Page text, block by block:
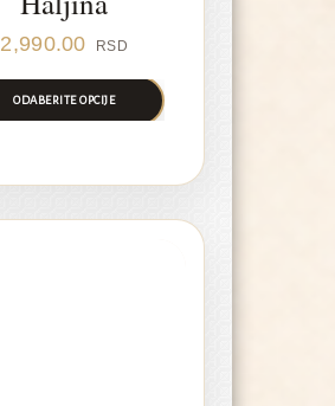
2,990.00 RSD
ODABERITE OPCIJE